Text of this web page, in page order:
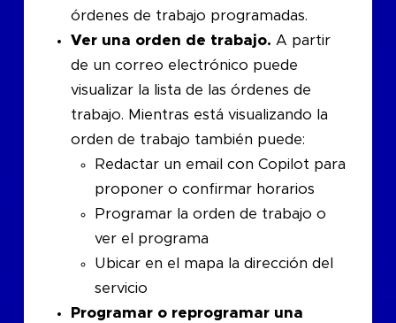
órdenes de trabajo programadas.
Ver una orden de trabajo. A partir
de un correo electrónico puede
visualizar la lista de las órdenes de
trabajo. Mientras está visualizando la
orden de trabajo también puede:
Redactar un email con Copilot para
proponer o confirmar horarios
Programar la orden de trabajo o
ver el programa
Ubicar en el mapa la dirección del
servicio
Programar o reprogramar una